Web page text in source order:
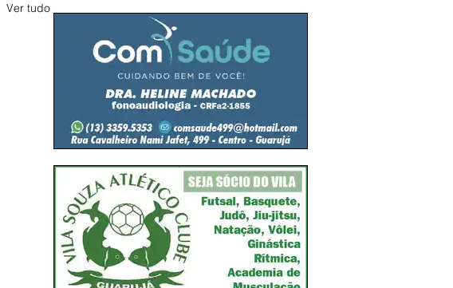
Ver tudo